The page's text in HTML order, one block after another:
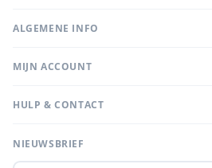
ALGEMENE INFO
MIJN ACCOUNT
HULP & CONTACT
NIEUWSBRIEF